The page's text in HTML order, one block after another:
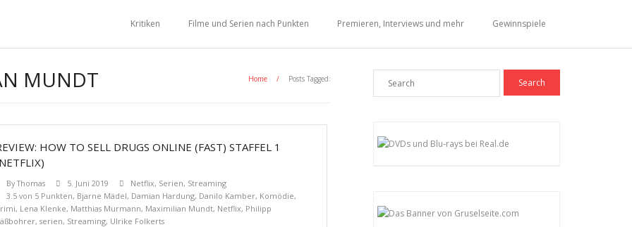
Kritiken Filme und Serien nach Punkten Premieren, Interviews und mehr Gewinnspiele
MUNDT Home / Posts Tagged:
HOW TO SELL DRUGS ONLINE (FAST) STAFFEL 1
ByThomas 5. Juni 2019 Netflix, Serien, Streaming
3.5 von 5 Punkten, Bjarne Mädel, Damian Hardung, Danilo Kamber, Komödie,
, Lena Klenke, Matthias Murmann, Maximilian Mundt, Netflix, Philipp
,serien, Streaming, Ulrike Folkerts